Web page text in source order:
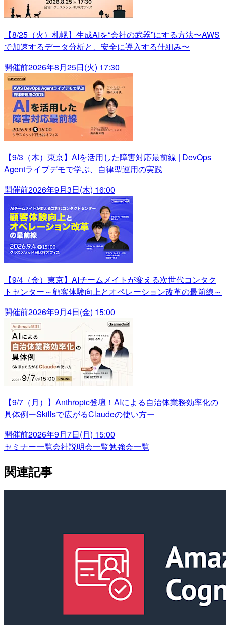
【8/25（火）札幌】生成AIを“会社の武器”にする方法〜AWS
で加速するデータ分析と、安全に導入する仕組み〜
開催前2026年8月25日(火) 17:30
【9/3（木）東京】AIを活用した障害対応最前線 | DevOps
Agentライブデモで学ぶ、自律型運用の実践
開催前2026年9月3日(木) 16:00
【9/4（金）東京】AIチームメイトが変える次世代コンタク
トセンター～顧客体験向上とオペレーション改革の最前線～
開催前2026年9月4日(金) 15:00
【9/7（月）】Anthropic登壇！AIによる自治体業務効率化の
具体例ーSkillsで広がるClaudeの使い方ー
開催前2026年9月7日(月) 15:00
セミナー一覧会社説明会一覧勉強会一覧
関連記事